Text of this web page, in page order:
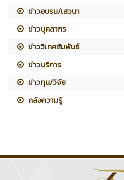
ข่าวอบรม/เสวนา
ข่าวบุคลากร
ข่าววิเทศสัมพันธ์
ข่าวบริการ
ข่าวทุน/วิจัย
คลังความรู้